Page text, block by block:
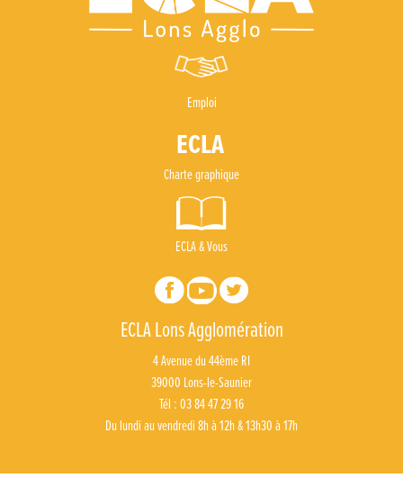
Emploi
Charte graphique
ECLA & Vous
ECLA Lons Agglomération
4 Avenue du 44ème RI
39000 Lons-le-Saunier
Tél : 03 84 47 29 16
Du lundi au vendredi 8h à 12h & 13h30 à 17h